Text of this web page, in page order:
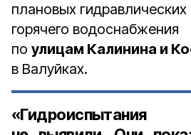
плановых
горячего водоснабжения
по улицам Калинина и
в Валуйках.
«Гидроиспытания